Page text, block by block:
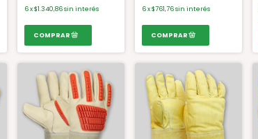
6x$1.340,86sin interés 6x$761,76sin interés